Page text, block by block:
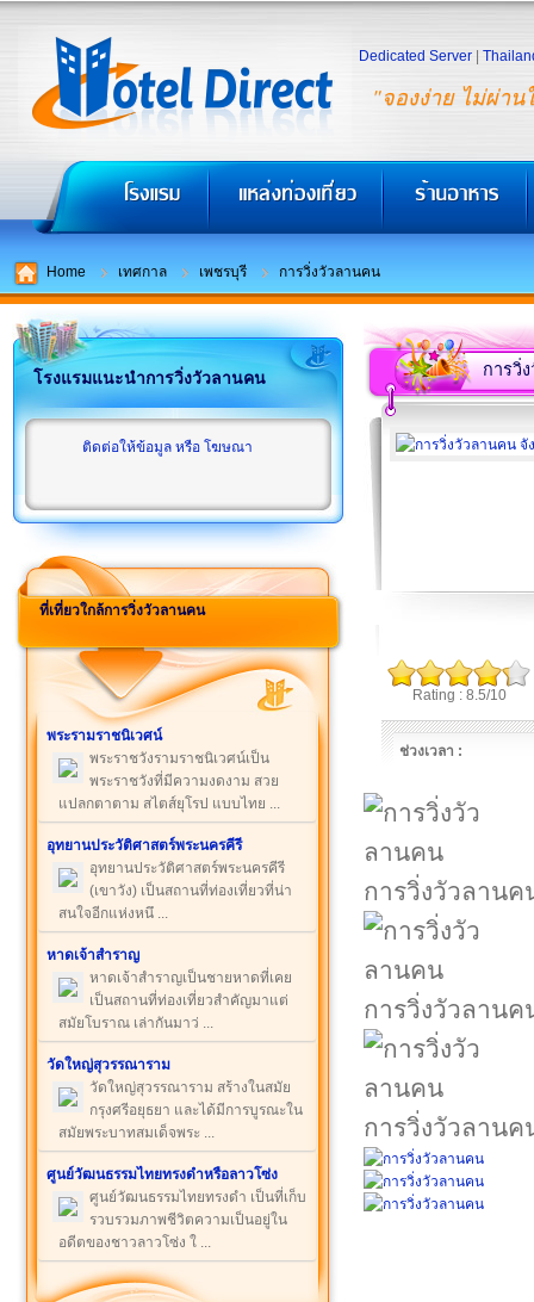
"จองง่าย ไม่ผ่าน
Dedicated Server
Home เทศกาล เพชรบุรี การวิ่งวัวลานคน
โรงแรมแนะนำการวิ่งวัวลานคน
ติดต่อให้ข้อมูล หรือ โฆษณา
ที่เที่ยวใกล้การวิ่งวัวลานคน
พระรามราชนิเวศน์
พระราชวังรามราชนิเวศน์เป็น
พระราชวังที่มีความงดงาม สวย
แปลกตาตาม สไตส์ยุโรป แบบไทย ...
อุทยานประวัติศาสตร์พระนครคีรี
อุทยานประวัติศาสตร์พระนครคีรี
(เขาวัง) เป็นสถานที่ท่องเที่ยวที่น่า
สนใจอีกแห่งหนึ ...
หาดเจ้าสำราญ
หาดเจ้าสำราญเป็นชายหาดที่เคย
เป็นสถานที่ท่องเที่ยวสำคัญมาแต่
สมัยโบราณ เล่ากันมาว่ ...
วัดใหญ่สุวรรณาราม
วัดใหญ่สุวรรณาราม สร้างในสมัย
กรุงศรีอยุธยา และได้มีการบูรณะใน
สมัยพระบาทสมเด็จพระ ...
ศูนย์วัฒนธรรมไทยทรงดำหรือลาวโซ่ง
ศูนย์วัฒนธรรมไทยทรงดำ เป็นที่เก็บ
รวบรวมภาพชีวิตความเป็นอยู่ใน
อดีตของชาวลาวโซ่ง ใ ...
การวิ่
Rating : 8.5/10
ช่วงเวลา :
การวิ่งวัวลานค
การวิ่งวัวลานค
การวิ่งวัวลานค